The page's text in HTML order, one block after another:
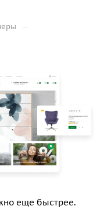
—
еще быстрее.